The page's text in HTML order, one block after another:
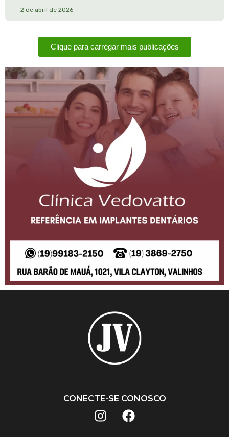
2 de abril de 2026
Clique para carregar mais publicações
CONECTE-SE CONOSCO